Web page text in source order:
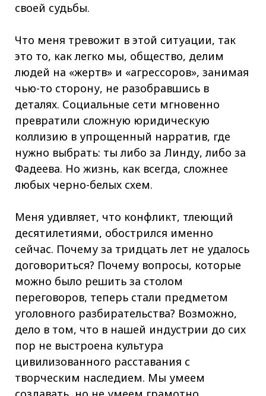
своей судьбы.
Что меня тревожит в этой ситуации, так
это то, как легко мы, общество, делим
людей на «жертв» и «агрессоров», занимая
чью-то сторону, не разобравшись в
деталях. Социальные сети мгновенно
превратили сложную юридическую
коллизию в упрощенный нарратив, где
нужно выбрать: ты либо за Линду, либо за
Фадеева. Но жизнь, как всегда, сложнее
любых черно-белых схем.
Меня удивляет, что конфликт, тлеющий
десятилетиями, обострился именно
сейчас. Почему за тридцать лет не удалось
договориться? Почему вопросы, которые
можно было решить за столом
переговоров, теперь стали предметом
уголовного разбирательства? Возможно,
дело в том, что в нашей индустрии до сих
пор не выстроена культура
цивилизованного расставания с
творческим наследием. Мы умеем